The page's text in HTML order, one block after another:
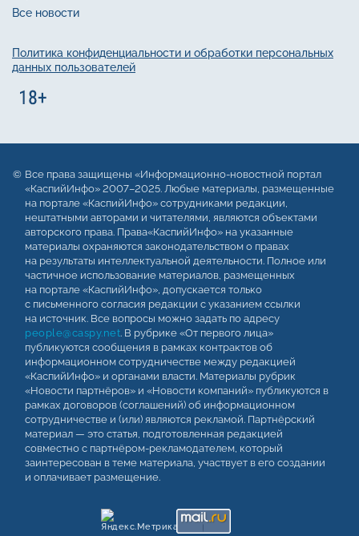
Все новости
Политика конфиденциальности и обработки персональных
данных пользователей
Все права защищены «Информационно-новостной портал
«КаспийИнфо» 2007–2025. Любые материалы, размещенные
на портале «КаспийИнфо» сотрудниками редакции,
нештатными авторами и читателями, являются объектами
авторского права. Права«КаспийИнфо» на указанные
материалы охраняются законодательством о правах
на результаты интеллектуальной деятельности. Полное или
частичное использование материалов, размещенных
на портале «КаспийИнфо», допускается только
с письменного согласия редакции с указанием ссылки
на источник. Все вопросы можно задать по адресу
people@caspy.net. В рубрике «От первого лица»
публикуются сообщения в рамках контрактов об
информационном сотрудничестве между редакцией
«КаспийИнфо» и органами власти. Материалы рубрик
«Новости партнёров» и «Новости компаний» публикуются в
рамках договоров (соглашений) об информационном
сотрудничестве и (или) являются рекламой. Партнёрский
материал — это статья, подготовленная редакцией
совместно с партнёром-рекламодателем, который
заинтересован в теме материала, участвует в его создании
и оплачивает размещение.